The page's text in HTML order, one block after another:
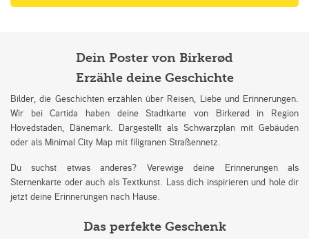
Dein Poster von Birkerød
Erzähle deine Geschichte
Bilder, die Geschichten erzählen über Reisen, Liebe und Erinnerungen.
Wir bei Cartida haben deine Stadtkarte von Birkerød in Region
Hovedstaden, Dänemark. Dargestellt als Schwarzplan mit Gebäuden
oder als Minimal City Map mit filigranen Straßennetz.
Du suchst etwas anderes? Verewige deine Erinnerungen als
Sternenkarte oder auch als Textkunst. Lass dich inspirieren und hole dir
jetzt deine Erinnerungen nach Hause.
Das perfekte Geschenk